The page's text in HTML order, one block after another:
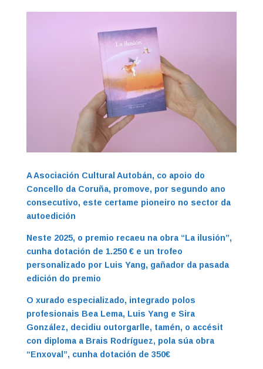
A Asociación Cultural Autobán, co apoio do
Concello da Coruña, promove, por segundo ano
consecutivo, este certame pioneiro no sector da
autoedición
Neste 2025, o premio recaeu na obra “La ilusión”,
cunha dotación de 1.250 € e un trofeo
personalizado por Luis Yang, gañador da pasada
edición do premio
O xurado especializado, integrado polos
profesionais Bea Lema, Luis Yang e Sira
González, decidiu outorgarlle, tamén, o accésit
con diploma a Brais Rodríguez, pola súa obra
“Enxoval”, cunha dotación de 350€